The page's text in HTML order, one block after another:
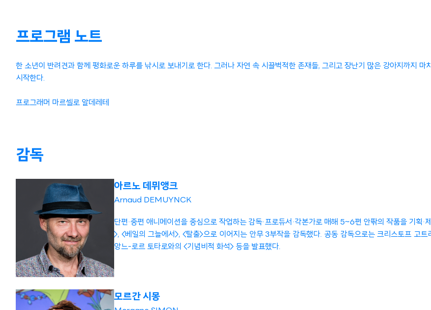
프로그램 노트
한 소년이 반려견과 함께 평화로운 하루를 낚시로 보내기로 한다. 그러나 자연 속 시끌벅적한 존재들, 그리고 장난기 많은 강아지까지
시작한다.
프로그래머 마르셀로 알데레테
감독
아르노 데뮈앵크
Arnaud DEMUYNCK
단편·중편 애니메이션을 중심으로 작업하는 감독·프로듀서·각본가로 매해 5~6편 안팎의 작품을 기획
>, <베일의 그늘에서>, <탈출>으로 이어지는 안무 3부작을 감독했다. 공동 감독으로는 크리스토프 고
앙느-로르 토타로와의 <기념비적 화석> 등을 발표했다.
모르간 시몽